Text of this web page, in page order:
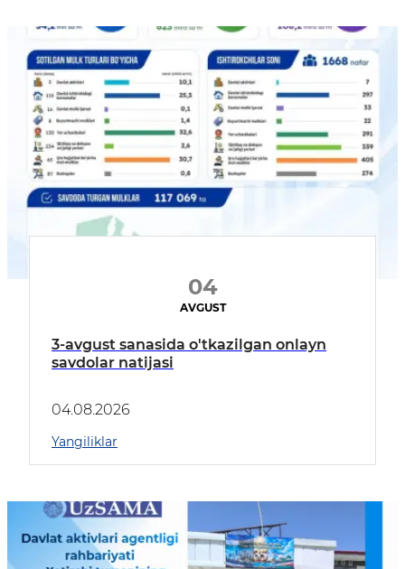
04
AVGUST
3-avgust sanasida o'tkazilgan onlayn
savdolar natijasi
04.08.2026
Yangiliklar